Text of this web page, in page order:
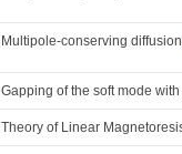
Multipole-conserving diffusion
Gapping of the soft mode
Theory of Linear